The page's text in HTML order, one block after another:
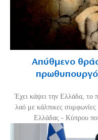
Απύθμενο
πρωθυπουργό
Έχει κάψει την Ελλάδα, το
λαό με κάλπικες συμφωνίες
Ελλάδας - Κύπρου